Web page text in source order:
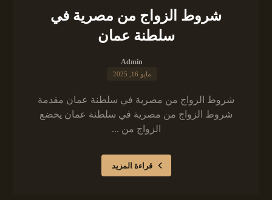
شروط الزواج من مصرية في
سلطنة عمان
Admin
مايو 16, 2025
شروط الزواج من مصرية في سلطنة عمان مقدمة
شروط الزواج من مصرية في سلطنة عمان يخضع
الزواج من ...
قراءة المزيد